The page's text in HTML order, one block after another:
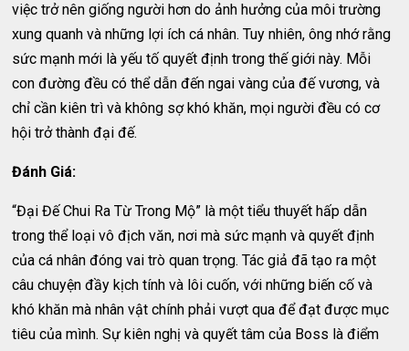
việc trở nên giống người hơn do ảnh hưởng của môi trường
xung quanh và những lợi ích cá nhân. Tuy nhiên, ông nhớ rằng
sức mạnh mới là yếu tố quyết định trong thế giới này. Mỗi
con đường đều có thể dẫn đến ngai vàng của đế vương, và
chỉ cần kiên trì và không sợ khó khăn, mọi người đều có cơ
hội trở thành đại đế.
Đánh Giá:
“Đại Đế Chui Ra Từ Trong Mộ” là một tiểu thuyết hấp dẫn
trong thể loại vô địch văn, nơi mà sức mạnh và quyết định
của cá nhân đóng vai trò quan trọng. Tác giả đã tạo ra một
câu chuyện đầy kịch tính và lôi cuốn, với những biến cố và
khó khăn mà nhân vật chính phải vượt qua để đạt được mục
tiêu của mình. Sự kiên nghị và quyết tâm của Boss là điểm